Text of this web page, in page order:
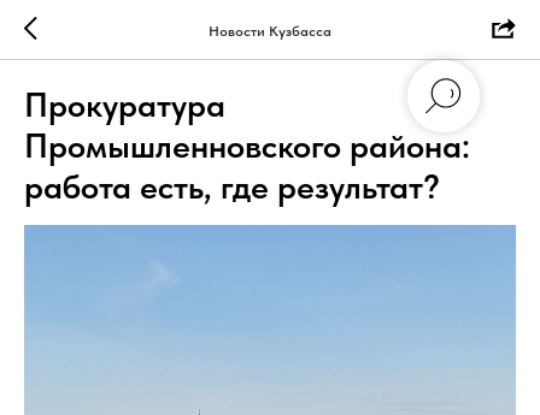
Новости Кузбасса
Прокуратура
Промышленновского района:
работа есть, где результат?